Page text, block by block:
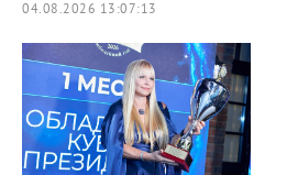
04.08.2026 13:07:13